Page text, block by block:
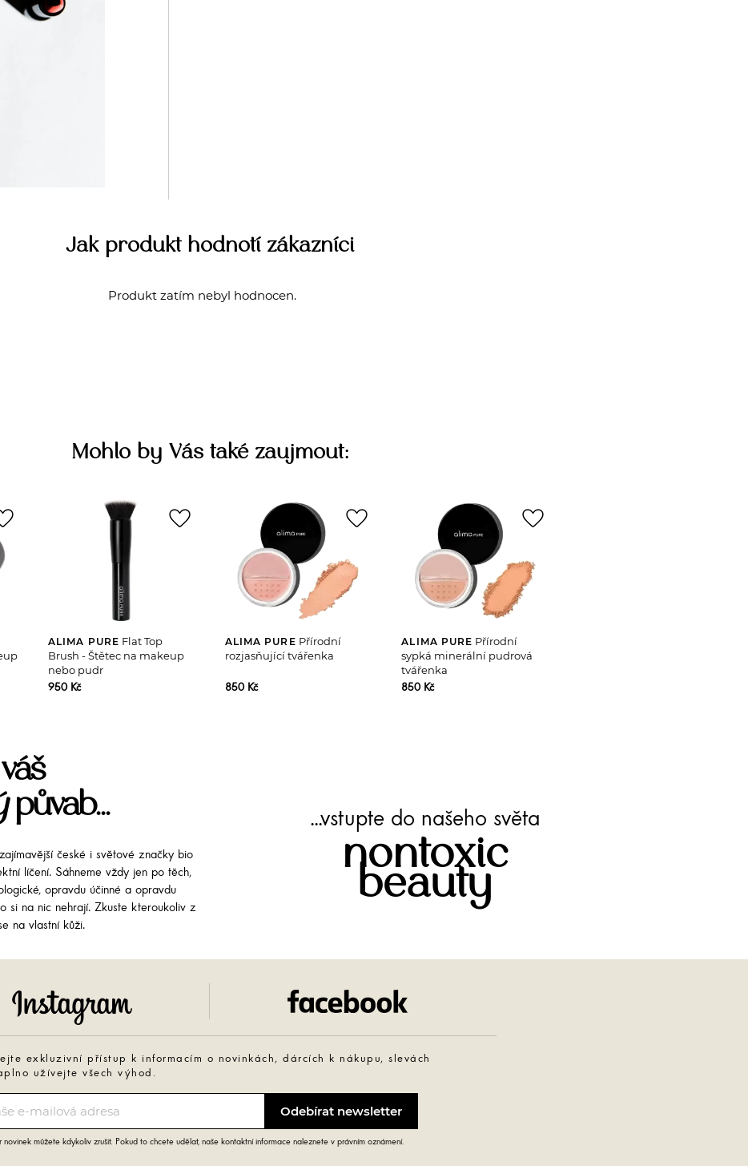
Jak produkt hodnotí zákazníci
Produkt zatím nebyl hodnocen.
Mohlo by Vás také zaujmout:
ALIMA PURE Flat Top
Brush - Štětec na makeup
nebo pudr
950 Kč
favorite_border
ALIMA PURE Přírodní
rozjasňující tvářenka
850 Kč
favorite_border
ALIMA PURE Přírodní
sypká minerální pudrová
tvářenka
850 Kč
favorite_border
půvab...
české i světové značky bio
líčení. Sáhneme vždy jen po těch,
opravdu účinné a opravdu
si na nic nehrají. Zkuste kteroukoliv z
na vlastní kůži.
...vstupte do našeho světa
nontoxic
beauty
exkluzivní přístup k informacím o novinkách, dárcích k nákupu, slevách
užívejte všech výhod.
novinek můžete kdykoliv zrušit. Pokud to chcete udělat, naše kontaktní informace naleznete v právním oznámení.